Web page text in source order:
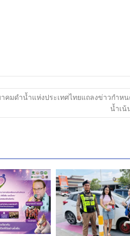
คมดำน้ำแห่งประเทศไทยแถลงข่าวกำห
น้ำเน้